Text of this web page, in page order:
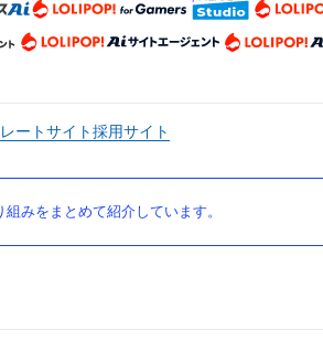
ートサイト採用サイト
みをまとめて紹介しています。